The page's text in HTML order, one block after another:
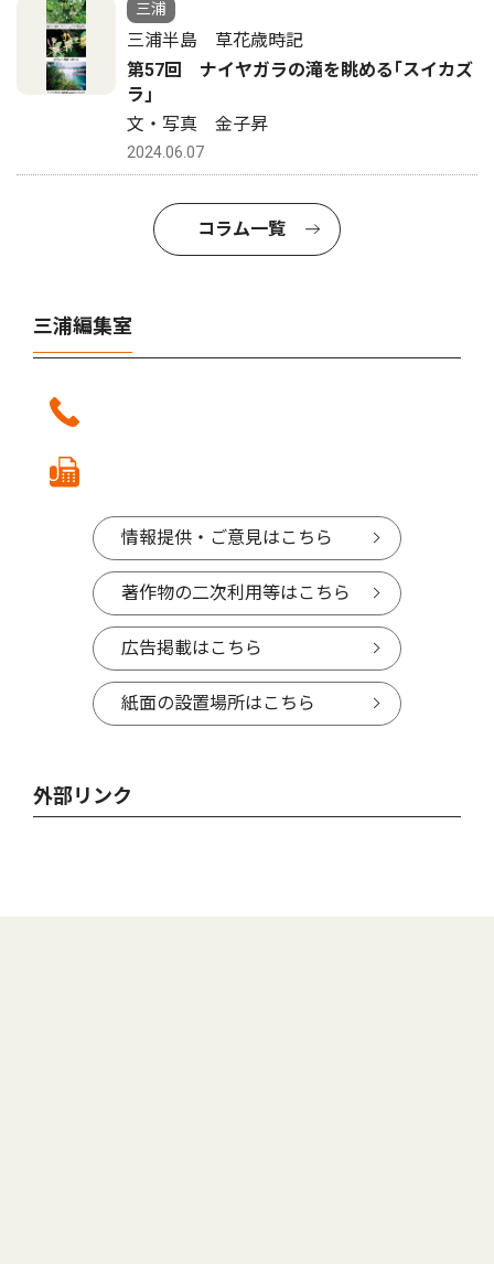
三浦
三浦半島 草花歳時記
第57回 ナイヤガラの滝を眺める｢スイカズ
ラ｣
文・写真 金子昇
2024.06.07
コラム一覧
三浦編集室
情報提供・ご意見はこちら
著作物の二次利用等はこちら
広告掲載はこちら
紙面の設置場所はこちら
外部リンク